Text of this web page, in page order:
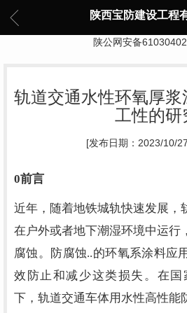
陕西宝防建设工程
陕公网安备
轨道交通水性环氧厚
工性的研
[发布日期：2023/10/
0前言
近年，随着地铁城轨快速发展，
在户外或者地下潮湿环境中运行
腐蚀。防腐蚀..的环氧系涂料应
效防止和减少这类损失。在国
下，轨道交通车体用水性高性能